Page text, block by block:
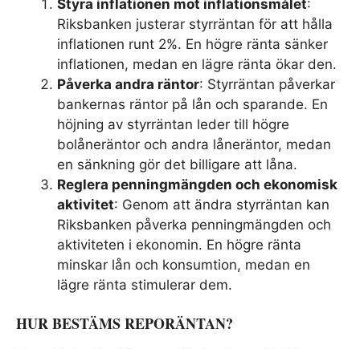
Styra inflationen mot inflationsmålet:
Riksbanken justerar styrräntan för att hålla
inflationen runt 2%. En högre ränta sänker
inflationen, medan en lägre ränta ökar den.
Påverka andra räntor: Styrräntan påverkar
bankernas räntor på lån och sparande. En
höjning av styrräntan leder till högre
bolåneräntor och andra låneräntor, medan
en sänkning gör det billigare att låna.
Reglera penningmängden och ekonomisk
aktivitet: Genom att ändra styrräntan kan
Riksbanken påverka penningmängden och
aktiviteten i ekonomin. En högre ränta
minskar lån och konsumtion, medan en
lägre ränta stimulerar dem.
HUR BESTÄMS REPORÄNTAN?